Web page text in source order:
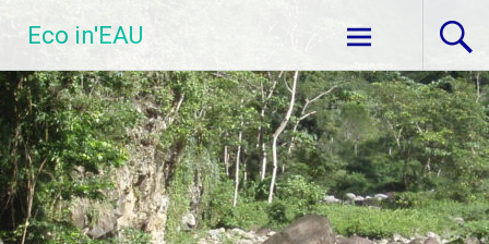
Eco in'EAU
Aller au
contenu
principal